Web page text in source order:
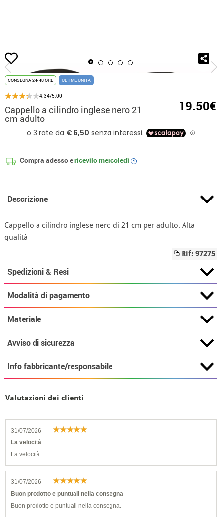
Inizio Cappello a cilindro
CONSEGNA 24/48 ORE ULTIME UNITÀ
4.34/5.00
Cappello a cilindro inglese nero 21
cm adulto
19.50€
Compra adesso ericevilomercoledì i
Descrizione
Cappello a cilindro inglese nero di 21 cm per adulto. Alta
qualità
Rif: 97275
Spedizioni & Resi
Modalità di pagamento
Materiale
Avviso di sicurezza
Info fabbricante/responsabile
Valutazioni dei clienti
31/07/2026
La velocità
La velocità
31/07/2026
Buon prodotto e puntuali nella consegna
Buon prodotto e puntuali nella consegna.